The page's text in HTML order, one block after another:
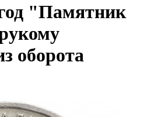
"Памятник
оборота